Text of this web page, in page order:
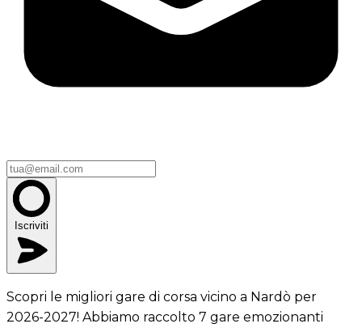
Iscriviti
Scopri le migliori gare di corsa vicino a Nardò per
2026-2027! Abbiamo raccolto 7 gare emozionanti